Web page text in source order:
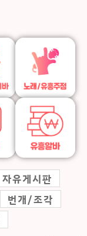
자유게시판
번개/조각